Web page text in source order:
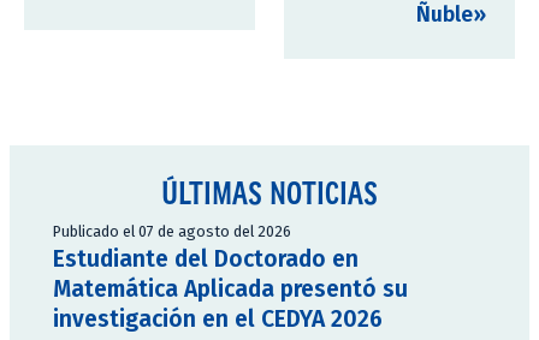
Ñuble»
ÚLTIMAS NOTICIAS
Publicado el 07 de agosto del 2026
Estudiante del Doctorado en
Matemática Aplicada presentó su
investigación en el CEDYA 2026